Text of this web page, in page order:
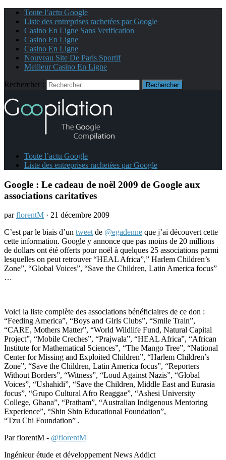
Toute l’actu Google
Liste des entreprises rachetées par Google
Casino En Ligne Sans Verification
Casino En Ligne
Casino En Ligne
Nouveau Site De Paris Sportif
Meilleur Casino En Ligne
Rechercher :
Toute l’actu Google
Liste des entreprises rachetées par Google
Google : Le cadeau de noël 2009 de Google aux
associations caritatives
parflorentM · 21 décembre 2009
C’est par le biais d’un tweetde @egadenne que j’ai découvert cette
cette information. Google y annonce que pas moins de 20 millions
de dollars ont été offerts pour noël à quelques 25 associations parmi
lesquelles on peut retrouver “HEAL Africa”,” Harlem Children’s
Zone”, “Global Voices”, “Save the Children, Latin America focus”
…
Voici la liste complète des associations bénéficiaires de ce don :
“Feeding America”, “Boys and Girls Clubs”, “Smile Train”,
“CARE, Mothers Matter”, “World Wildlife Fund, Natural Capital
Project”, “Mobile Creches”, “Prajwala”, “HEAL Africa”, “African
Institute for Mathematical Sciences”, “The Mango Tree”, “National
Center for Missing and Exploited Children”, “Harlem Children’s
Zone”, “Save the Children, Latin America focus”, “Reporters
Without Borders”, “Witness”, “Loud Against Nazis”, “Global
Voices”, “Ushahidi”, “Save the Children, Middle East and Eurasia
focus”, “Grupo Cultural Afro Reaggae”, “Ashesi University
College, Ghana”, “Pratham”, “Australian Indigenous Mentoring
Experience”, “Shin Shin Educational Foundation”,
“Tzu Chi Foundation” .
Par florentM - @florentM
Ingénieur étude et développement News Addict